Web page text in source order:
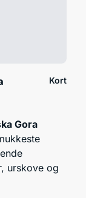
Kort
Gora
urskove og